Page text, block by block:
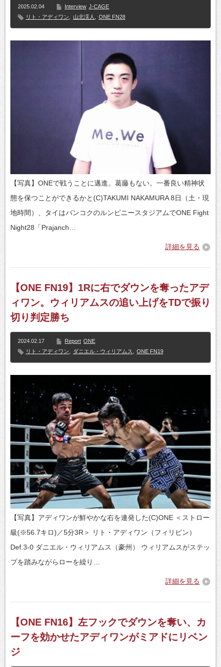
2025.02.04 Interview J-CAGE
リト・アディワン
山北渓人 ONE FN28
【写真】ONEで戦うことに邁進。葛藤もない。一番良い精神状
態を保つことができるかと(C)TAKUMI NAKAMURA 8日（土・現
地時間）、タイはバンコクのルンピニースタジアムでONE Fight
Night28「Prajanch…
詳細を見る
【ONE FN19】1Rに右でダウンを奪ったアデ
ィワン。ウィリアムスの追い上げをTDで振り
切り判定勝ち
2024.02.17 Report ONE
リト・アディワン
ダニエル・ウィリアムス ONE FN19
【写真】アディワンが鮮やかな右を連発した(C)ONE ＜ストロー
級(※56.7キロ)／5分3R＞ リト・アディワン（フィリピン）
Def.3-0 ダニエル・ウィリアムス（豪州） ウィリアムスがステッ
プを踏みながらローを繰り…
詳細を見る
【ONE FN16】左フックでダウンを奪い、カ
ーフを効かせたアディワンがミアドにリベン
ジ